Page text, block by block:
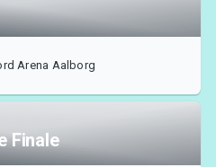
Arena Aalborg
Finale